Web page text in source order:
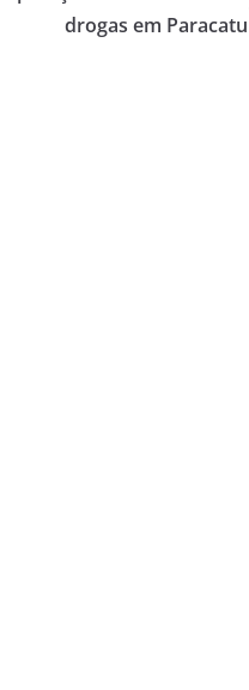
drogas em Paracatu